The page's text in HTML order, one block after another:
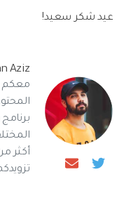
عيد شكر سعيد!
Aziz
أكثر